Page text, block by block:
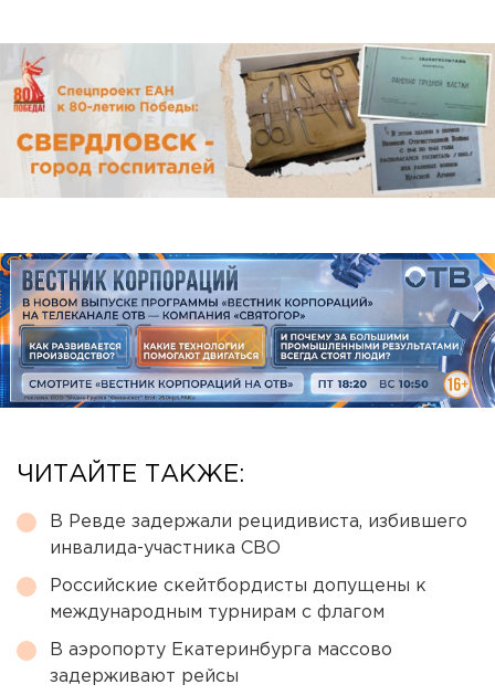
ЧИТАЙТЕ ТАКЖЕ:
В Ревде задержали рецидивиста, избившего
инвалида-участника СВО
Российские скейтбордисты допущены к
международным турнирам с флагом
В аэропорту Екатеринбурга массово
задерживают рейсы